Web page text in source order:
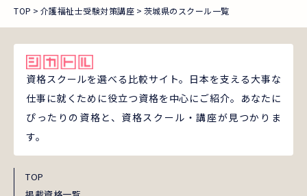
TOP 介護福祉士受験対策講座 茨城県のスクール一覧
資格スクールを選べる比較サイト。日本を支える大事な
仕事に就くために役立つ資格を中心にご紹介。あなたに
ぴったりの資格と、資格スクール・講座が見つかりま
す。
TOP